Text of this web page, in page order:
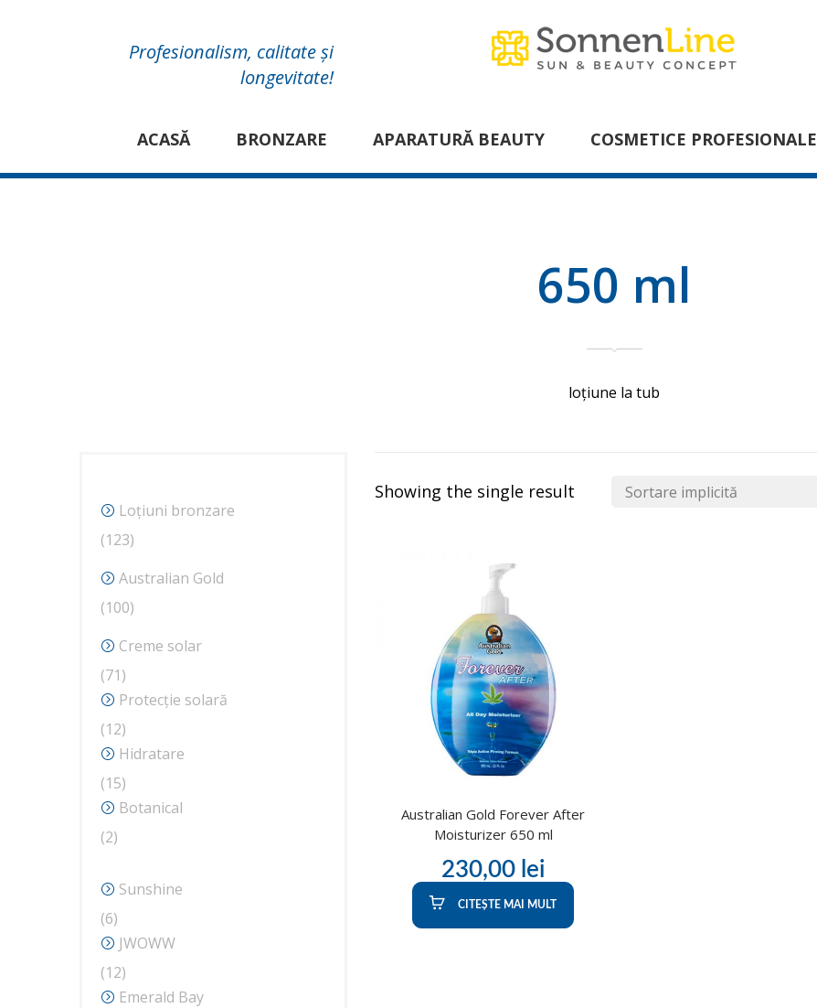
Profesionalism, calitate și
longevitate!
ACASĂ BRONZARE APARATURĂ BEAUTY COSMETICE PROFESIONALE
650 ml
loțiune la tub
Loțiuni bronzare
123123
produse
Australian Gold
100100
produse
Creme solar
7171
de
produse
Protecție solară
1212
produse
Hidratare
1515
produse
Botanical
22
Sunshine
66
produse
JWOWW
1212
produse
Emerald Bay
Showing the single result
Australian Gold Forever After
Moisturizer 650 ml
230,00 lei
CITEȘTE MAI MULT